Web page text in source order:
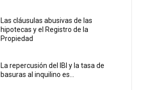
Las cláusulas abusivas de las
hipotecas y el Registro de la
Propiedad
La repercusión del IBI y la tasa de
basuras al inquilino es...